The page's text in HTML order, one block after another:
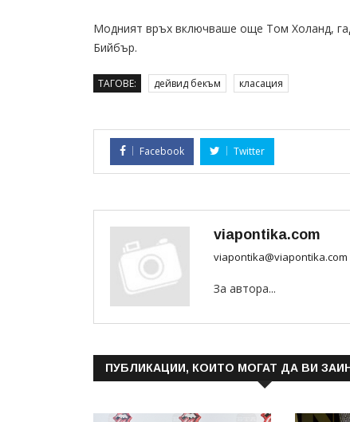
Модният връх включваше още Том Холанд,
Бийбър.
ТАГОВЕ: дейвид бекъм класация
Facebook Twitter
viapontika.com
viapontika@viapontika.com
За автора...
ПУБЛИКАЦИИ, КОИТО МОГАТ ДА ВИ